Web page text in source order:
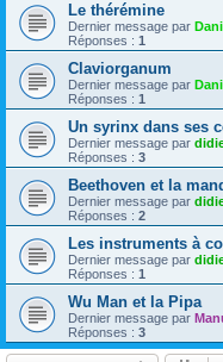
Le thérémine
Dernier message par
Réponses : 1
Claviorganum
Dernier message par
Réponses : 1
Un syrinx dans ses
Dernier message par
Réponses : 3
Beethoven et la
Dernier message par
Réponses : 2
Les instruments à
Dernier message par
Réponses : 1
Wu Man et la Pipa
Dernier message par
Réponses : 3